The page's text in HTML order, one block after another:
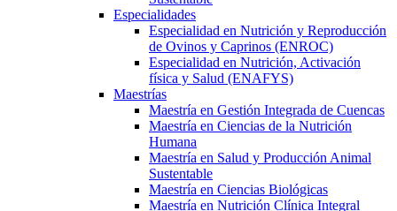
Especialidades
Especialidad en Nutrición y Reproducción
de Ovinos y Caprinos (ENROC)
Especialidad en Nutrición, Activación
física y Salud (ENAFYS)
Maestrías
Maestría en Gestión Integrada de Cuencas
Maestría en Ciencias de la Nutrición
Humana
Maestría en Salud y Producción Animal
Sustentable
Maestría en Ciencias Biológicas
Maestría en Nutrición Clínica Integral